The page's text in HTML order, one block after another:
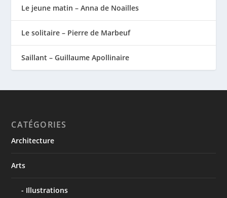
Le jeune matin – Anna de Noailles
Le solitaire – Pierre de Marbeuf
Saillant – Guillaume Apollinaire
CATÉGORIES
Architecture
Arts
Illustrations